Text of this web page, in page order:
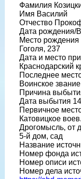
Фамилия
Имя Василий
Отчество
Дата рождения/
Место рождения
Гоголя, 237
Дата и место
Краснодарский
Последнее
Воинское
Причина
Дата выбытия
Первичное
Катовицкое
Дрогомысль, от
5-й дом, сад
Название
Номер фонда
Номер описи
Номер дела